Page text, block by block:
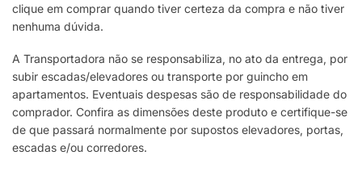
clique em comprar quando tiver certeza da compra e não tiver
nenhuma dúvida.
A Transportadora não se responsabiliza, no ato da entrega, por
subir escadas/elevadores ou transporte por guincho em
apartamentos. Eventuais despesas são de responsabilidade do
comprador. Confira as dimensões deste produto e certifique-se
de que passará normalmente por supostos elevadores, portas,
escadas e/ou corredores.